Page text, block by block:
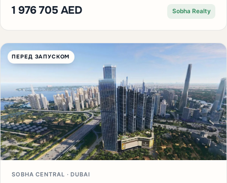
1 976 705 AED Sobha Realty
ПЕРЕД ЗАПУСКОМ
SOBHA CENTRAL · DUBAI